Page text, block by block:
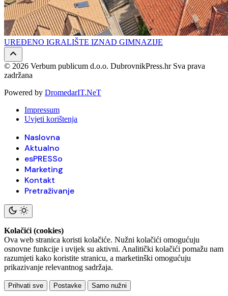
UREĐENO IGRALIŠTE IZNAD GIMNAZIJE
© 2026 Verbum publicum d.o.o. DubrovnikPress.hr Sva prava
zadržana
Powered by DromedarIT.NeT
Impressum
Uvjeti korištenja
Naslovna
Aktualno
esPRESSo
Marketing
Kontakt
Pretraživanje
Kolačići (cookies)
Ova web stranica koristi kolačiće. Nužni kolačići omogućuju
osnovne funkcije i uvijek su aktivni. Analitički kolačići pomažu nam
razumjeti kako koristite stranicu, a marketinški omogućuju
prikazivanje relevantnog sadržaja.
Prihvati sve Postavke Samo nužni